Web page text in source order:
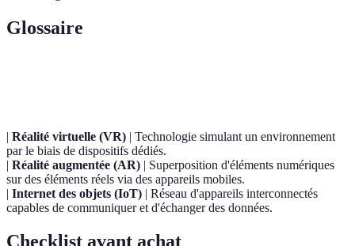
Glossaire
| Réalité virtuelle (VR) | Technologie simulant un environnement
par le biais de dispositifs dédiés.
| Réalité augmentée (AR) | Superposition d'éléments numériques
sur des éléments réels via des appareils mobiles.
| Internet des objets (IoT) | Réseau d'appareils interconnectés
capables de communiquer et d'échanger des données.
Checklist avant achat